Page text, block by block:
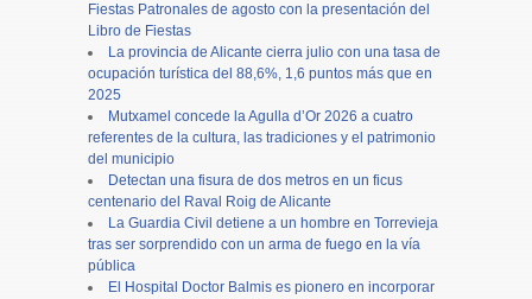
Fiestas Patronales de agosto con la presentación del
Libro de Fiestas
La provincia de Alicante cierra julio con una tasa de
ocupación turística del 88,6%, 1,6 puntos más que en
2025
Mutxamel concede la Agulla d’Or 2026 a cuatro
referentes de la cultura, las tradiciones y el patrimonio
del municipio
Detectan una fisura de dos metros en un ficus
centenario del Raval Roig de Alicante
La Guardia Civil detiene a un hombre en Torrevieja
tras ser sorprendido con un arma de fuego en la vía
pública
El Hospital Doctor Balmis es pionero en incorporar